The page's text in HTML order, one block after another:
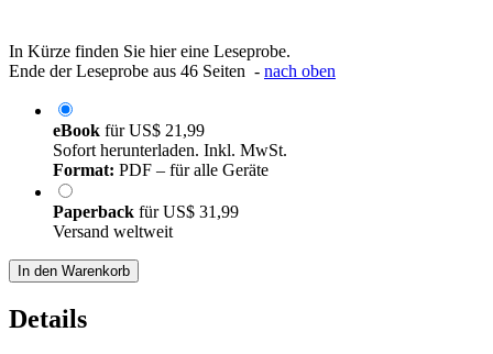
In Kürze finden Sie hier eine Leseprobe.
Ende der Leseprobe aus 46 Seiten - nach oben
eBook fürUS$ 21,99
Sofort herunterladen. Inkl. MwSt.
Format: PDF – für alle Geräte
Paperback fürUS$ 31,99
Versand weltweit
In den Warenkorb
Details